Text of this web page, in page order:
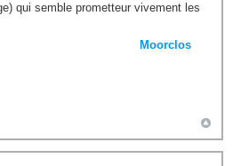
qui semble prometteur vivement les
Moorclos